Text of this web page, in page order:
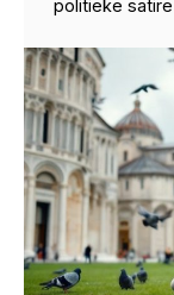
politieke